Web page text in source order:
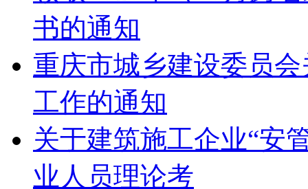
书的通知
重庆市城乡建设委员
工作的通知
关于建筑施工企业“安
业人员理论考